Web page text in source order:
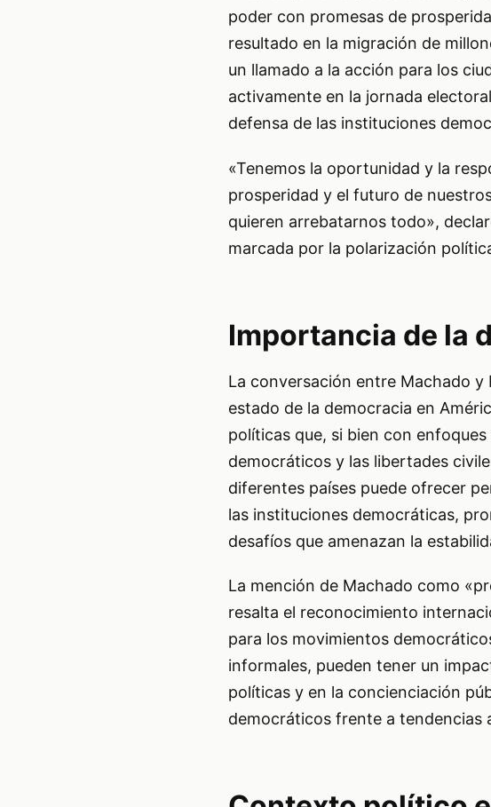
poder con promesas de
resultado en la migración de
un llamado a la acción para los
activamente en la jornada
defensa de las instituciones
«Tenemos la oportunidad y la
prosperidad y el futuro de
quieren arrebatarnos todo»,
marcada por la polarización
Importancia de la
La conversación entre Machado
estado de la democracia en
políticas que, si bien con
democráticos y las libertades
diferentes países puede ofrecer
las instituciones democráticas,
desafíos que amenazan la
La mención de Machado como
resalta el reconocimiento
para los movimientos
informales, pueden tener un
políticas y en la concienciación
democráticos frente a tendencias